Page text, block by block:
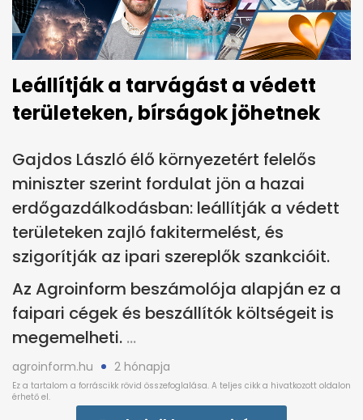
Leállítják a tarvágást a védett
területeken, bírságok jöhetnek
Gajdos László élő környezetért felelős
miniszter szerint fordulat jön a hazai
erdőgazdálkodásban: leállítják a védett
területeken zajló fakitermelést, és
szigorítják az ipari szereplők szankcióit.
Az Agroinform beszámolója alapján ez a
faipari cégek és beszállítók költségeit is
megemelheti.
agroinform.hu 2 hónapja